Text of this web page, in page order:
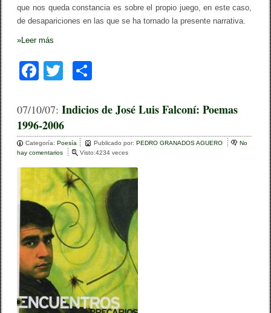
que nos queda constancia es sobre el propio juego, en este caso,
de desapariciones en las que se ha tornado la presente narrativa.
»Leer más
F
c
e
b
o
o
k
tt
er
m
ar
tir
07/10/07:Indicios de José Luis Falconí: Poemas
1996-2006
Categoría:Poesía Publicado por:PEDRO GRANADOS AGUERO
No
hay comentarios
n
d
i
c
o
s
d
e
J
o
s
é
L
Visto:4234 veces